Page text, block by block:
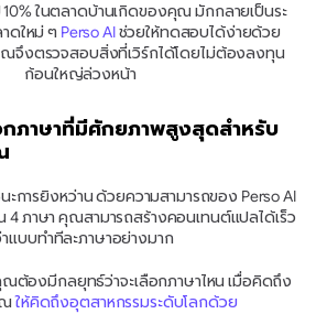
ในตลาดบ้านเกิดของคุณ มักกลายเป็นระ
ดใหม่ ๆ Perso AI ช่วยให้ทดสอบได้ง่ายด้วย
จึงตรวจสอบสิ่งที่เวิร์กได้โดยไม่ต้องลงทุน
ก้อนใหญ่ล่วงหน้า
กภาษาที่มีศักยภาพสูงสุดสำหรับ
การยิงหว่าน ด้วยความสามารถของ Perso AI
4 ภาษา คุณสามารถสร้างคอนเทนต์แปลได้เร็ว
แบบทำทีละภาษาอย่างมาก
ต้องมีกลยุทธ์ว่าจะเลือกภาษาไหน เมื่อคิดถึง
ณ ให้คิดถึงอุตสาหกรรมระดับโลกด้วย